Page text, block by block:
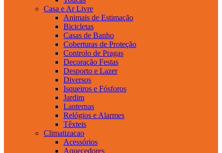
Casa e Ar Livre
Animais de Estimação
Bicicletas
Casas de Banho
Coberturas de Proteção
Controlo de Pragas
Decoração Festas
Desporto e Lazer
Diversos
Isqueiros e Fósforos
Jardim
Lanternas
Relógios e Alarmes
Têxteis
Climatizacao
Acessórios
Aquecedores